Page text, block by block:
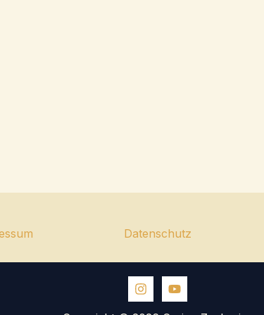
Datenschutz